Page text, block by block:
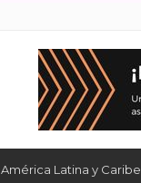
América Latina y Caribe